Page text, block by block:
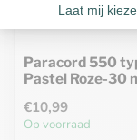
Paracord 550
Pastel Roze-30
€10,99
Op voorraad